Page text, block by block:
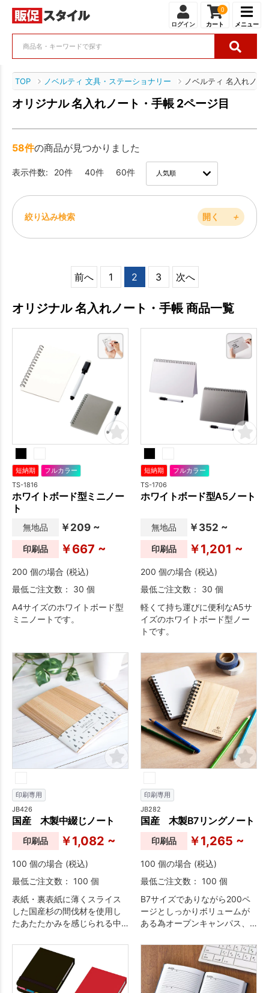
ログイン
0
カート メニュー
TOP ノベルティ 文具・ステーショナリー ノベルティ 名入れノー
オリジナル 名入れノート・手帳 2ページ目
58件の商品が見つかりました
表示件数: 20件 40件 60件
絞り込み検索 開く ＋
前へ 1 2 3 次へ
オリジナル 名入れノート・手帳 商品一覧
短納期 フルカラー
TS-1816
ホワイトボード型ミニノー
ト
無地品 ￥209 ~
印刷品 ￥667 ~
200 個の場合 (税込)
最低ご注文数： 30 個
A4サイズのホワイトボード型
ミニノートです。
短納期 フルカラー
TS-1706
ホワイトボード型A5ノート
無地品 ￥352 ~
印刷品 ￥1,201 ~
200 個の場合 (税込)
最低ご注文数： 30 個
軽くて持ち運びに便利なA5サ
イズのホワイトボード型ノー
トです。
印刷専用
JB426
国産 木製中綴じノート
印刷品 ￥1,082 ~
100 個の場合 (税込)
最低ご注文数： 100 個
表紙・裏表紙に薄くスライス
した国産杉の間伐材を使用し
たあたたかみを感じられる中
印刷専用
JB282
国産 木製B7リングノート
印刷品 ￥1,265 ~
100 個の場合 (税込)
最低ご注文数： 100 個
B7サイズでありながら200ペ
ージとしっかりボリュームが
ある為オープンキャンパス、
るノベルティとしてオススメ
のリングノート。